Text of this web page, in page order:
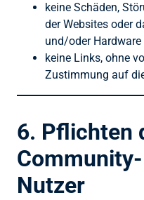
keine Schäden,
der Websites oder
und/oder Hardware
keine Links, ohne
Zustimmung auf
6. Pflichten
Nutzer